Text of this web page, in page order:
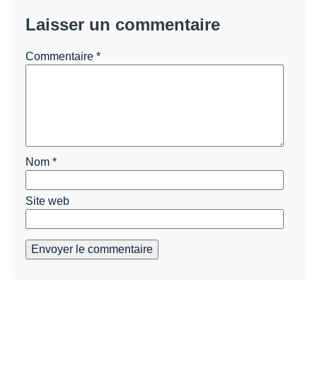
Laisser un commentaire
Commentaire *
Nom *
Site web
Envoyer le commentaire